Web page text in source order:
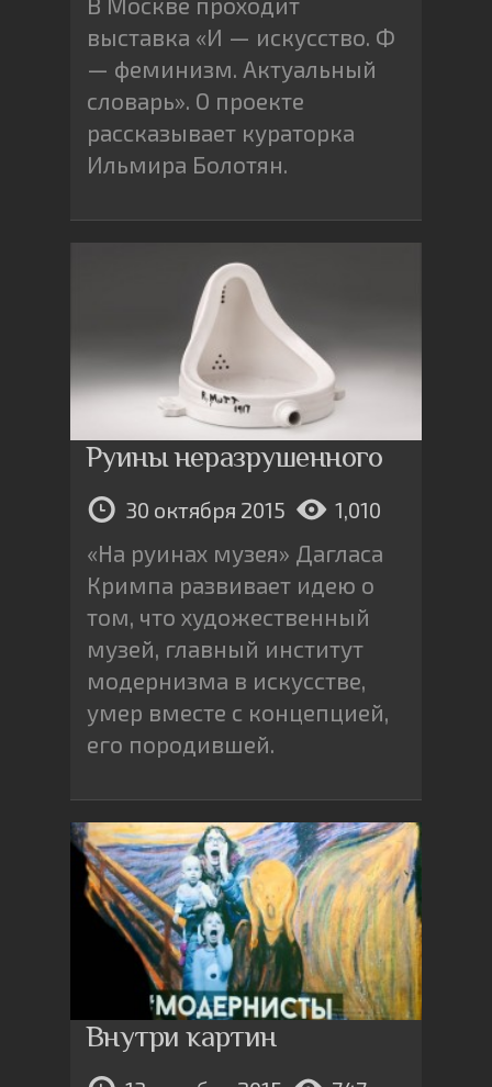
выставка «И — искусство. Ф
— феминизм. Актуальный
словарь». О проекте
рассказывает кураторка
Ильмира Болотян.
Руины неразрушенного
30 октября 2015 1,010
«На руинах музея» Дагласа
Кримпа развивает идею о
том, что художественный
музей, главный институт
модернизма в искусстве,
умер вместе с концепцией,
его породившей.
Внутри картин